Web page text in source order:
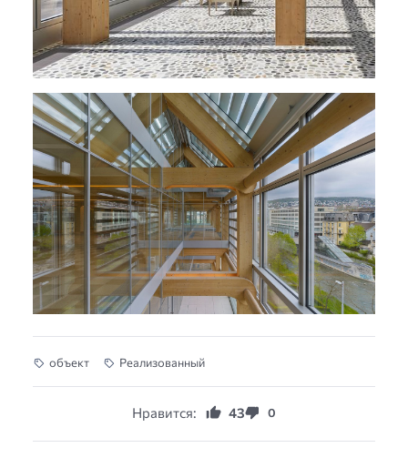
объект Реализованный
Нравится: 43 0